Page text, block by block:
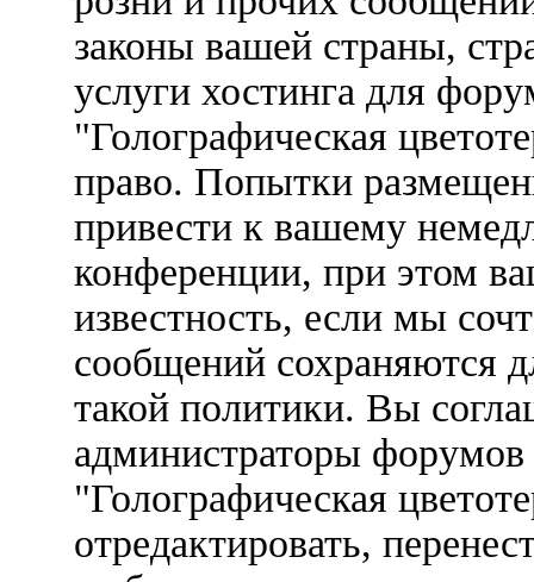
законы вашей страны,
услуги хостинга для
"Голографическая
право. Попытки
привести к вашему
конференции, при этом
известность, если мы
сообщений сохраняются
такой политики. Вы
администраторы
"Голографическая
отредактировать,